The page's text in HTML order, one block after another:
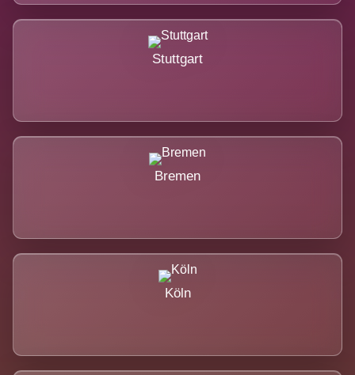
Stuttgart
Bremen
Köln